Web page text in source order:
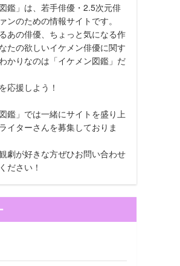
鑑」は、若手俳優・2.5次元俳
ンのための情報サイトです。
あの俳優、ちょっと気になる作
たの欲しいイケメン俳優に関す
かりなのは「イケメン図鑑」だ
応援しよう！
鑑」では一緒にサイトを盛り上
イターさんを募集しておりま
劇が好きな方ぜひお問い合わせ
ださい！